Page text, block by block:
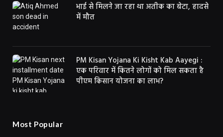
भाई से मिलने जा रहा था अतीक का बेटा, हादसे
में मौत
PM Kisan Yojana Ki Kisht Kab Aayegi :
एक परिवार में कितने लोगों को मिल सकता है
पीएम किसान योजना का लाभ?
Most Popular